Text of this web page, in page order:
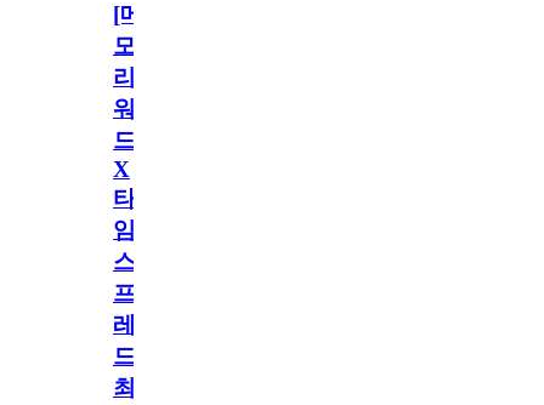
[메
모
리
워
드
X
타
임
스
프
레
드]
최